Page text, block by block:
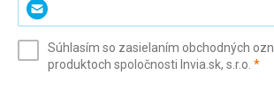
svoj
(povinné)
Súhlasím so zasielaním obchodných
produktoch spoločnosti Invia.sk, s.r.o. *